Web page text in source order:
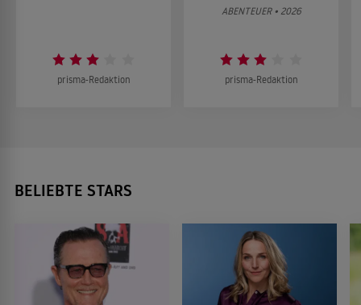
prisma-Redaktion
ABENTEUER • 2026
prisma-Redaktion
BELIEBTE STARS